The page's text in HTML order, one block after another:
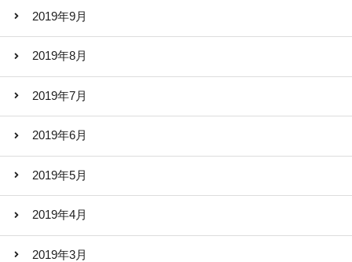
2019年9月
2019年8月
2019年7月
2019年6月
2019年5月
2019年4月
2019年3月